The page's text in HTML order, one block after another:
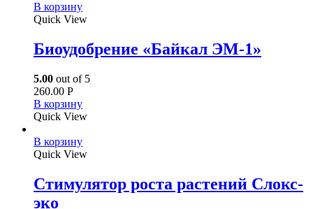
В корзину
Quick View
Биоудобрение «Байкал ЭМ-1»
5.00 out of 5
260.00 Р
В корзину
Quick View
В корзину
Quick View
Стимулятор роста растений Слокс-
эко